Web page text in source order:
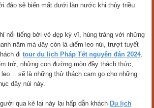
đảo sẽ biến mất dưới làn nước khi thủy triều
nổi tiếng bởi vẻ đẹp kỳ vĩ, hùng tráng với những
năm mà đây còn là điểm leo núi, trượt tuyết
đi tour du lịch Pháp Tết nguyên đán 2024.
trở, những con đường mòn đầy thách thức,
leo… sẽ là những thử thách cam go cho những
dãy núi này.
qua kẻ lại này lại hấp dẫn khách Du lịch